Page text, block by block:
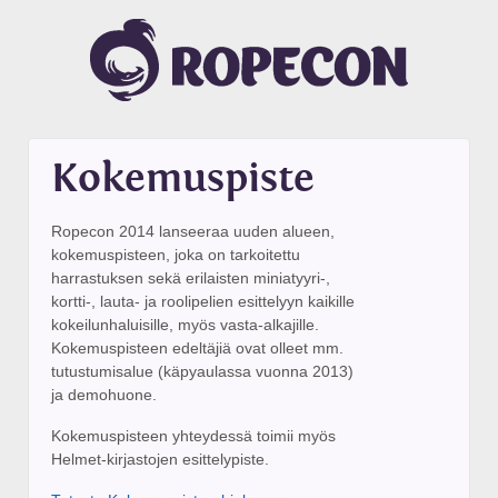
Kokemuspiste
Ropecon 2014 lanseeraa uuden alueen,
kokemuspisteen, joka on tarkoitettu
harrastuksen sekä erilaisten miniatyyri-,
kortti-, lauta- ja roolipelien esittelyyn kaikille
kokeilunhaluisille, myös vasta-alkajille.
Kokemuspisteen edeltäjiä ovat olleet mm.
tutustumisalue (käpyaulassa vuonna 2013)
ja demohuone.
Kokemuspisteen yhteydessä toimii myös
Helmet-kirjastojen esittelypiste.